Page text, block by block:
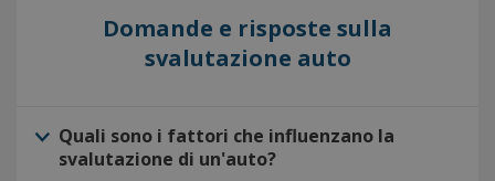
Domande e risposte sulla
svalutazione auto
Quali sono i fattori che influenzano la
svalutazione di un'auto?